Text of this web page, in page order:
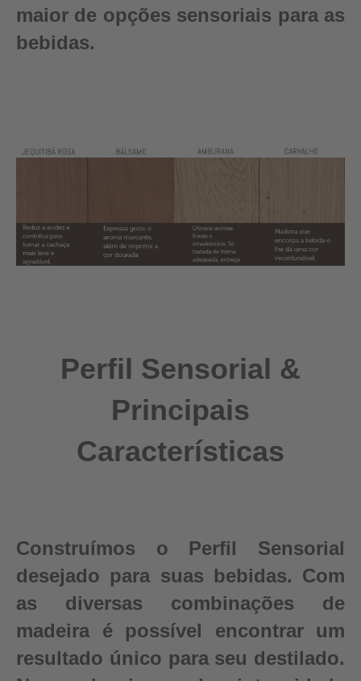
maior de opções sensoriais para as
bebidas.
Perfil Sensorial &
Principais
Características
Construímos o Perfil Sensorial
desejado para suas bebidas. Com
as diversas combinações de
madeira é possível encontrar um
resultado único para seu destilado.